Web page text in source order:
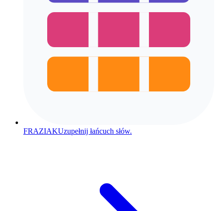
FRAZIAKUzupełnij łańcuch słów.